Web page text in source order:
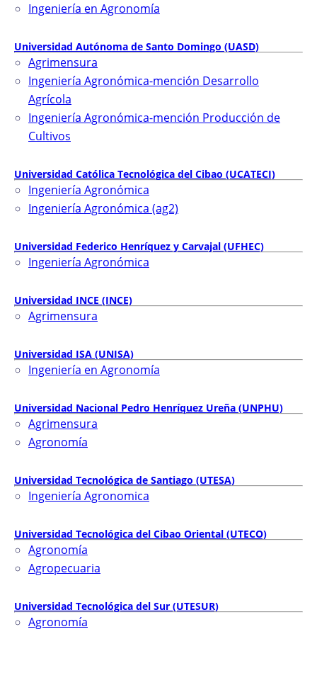
Ingeniería en Agronomía
Universidad Autónoma de Santo Domingo (UASD)
Agrimensura
Ingeniería Agronómica-mención Desarrollo
Agrícola
Ingeniería Agronómica-mención Producción de
Cultivos
Universidad Católica Tecnológica del Cibao (UCATECI)
Ingeniería Agronómica
Ingeniería Agronómica (ag2)
Universidad Federico Henríquez y Carvajal (UFHEC)
Ingeniería Agronómica
Universidad INCE (INCE)
Agrimensura
Universidad ISA (UNISA)
Ingeniería en Agronomía
Universidad Nacional Pedro Henríquez Ureña (UNPHU)
Agrimensura
Agronomía
Universidad Tecnológica de Santiago (UTESA)
Ingeniería Agronomica
Universidad Tecnológica del Cibao Oriental (UTECO)
Agronomía
Agropecuaria
Universidad Tecnológica del Sur (UTESUR)
Agronomía